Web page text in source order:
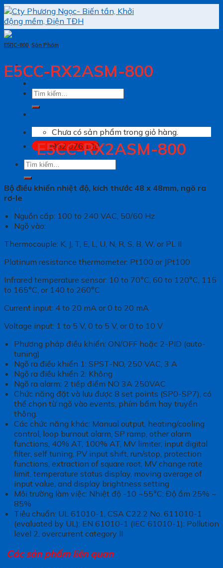
Skip
to
content
Tìm
Chưa có sản phẩm trong giỏ hàng.
0962.076.138
Tìm
E5[]C-800, Sản Phẩm
E5CC-RX2ASM-800
E5CC-RX2ASM-800
Bộ điều khiển nhiệt độ, kích thước 48 x 48mm, ngõ ra
rơ-le
Nguồn cấp: 100 to 240 VAC, 50/60 Hz
Ngõ vào:
Thermocouple: K, J, T, E, L, U, N, R, S, B, W, or PL II
Platinum resistance thermometer: Pt100 or JPt100
Infrared temperature sensor: 10 to 70°C, 60 to 120°C, 115
to 165°C, or 140 to 260°C
Current input: 4 to 20 mA or 0 to 20 mA
Voltage input: 1 to 5 V, 0 to 5 V, or 0 to 10 V
Phương pháp điều khiển: ON/OFF hoặc 2-PID (auto-
tuning)
Ngõ ra điều khiển 1: SPST-NO, 250 VAC, 3 A
Ngõ ra điều khiển 2: Không
Ngõ ra alarm: 2 tiếp điểm NO 3A 250VAC
Chức năng đặt và lưu được 8 set points (SP0-SP7), có
thể chọn từ ngõ vào events, phím bấm hay truyền
thông.
Các chức năng khác: Manual output, heating/cooling
control, loop burnout alarm, SP ramp, other alarm
functions, 40% AT, 100% AT, MV limiter, input digital
filter, self tuning, PV input shift, run/stop, protection
functions, extraction of square root, MV change rate
limit, temperature status display, moving average of
input value, and display brightness setting
Môi trường làm việc: Nhiệt độ -10 ~55°C; Độ ẩm 25% ~
85%
Tiêu chuẩn: UL 61010-1, CSA C22.2 No. 611010-1
(evaluated by UL); EN 61010-1 (IEC 61010-1): Pollution
level 2, overcurrent category II
Các sản phẩm liên quan